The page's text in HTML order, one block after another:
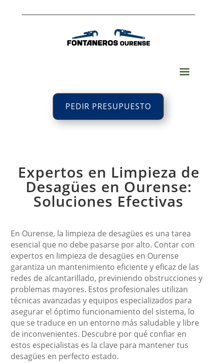
PEDIR PRESUPUESTO
Expertos en Limpieza de
Desagües en Ourense:
Soluciones Efectivas
En Ourense, la limpieza de desagües es una tarea
esencial que no debe pasarse por alto. Contar con
expertos en limpieza de desagües en Ourense
garantiza un mantenimiento eficiente y eficaz de las
redes de alcantarillado, previniendo obstrucciones y
problemas mayores. Estos profesionales utilizan
técnicas avanzadas y equipos especializados para
asegurar el óptimo funcionamiento del sistema, lo
que se traduce en un entorno más saludable y libre
de inconvenientes. Descubre por qué confiar en
estos especialistas es la clave para mantener tus
desagües en perfecto estado.